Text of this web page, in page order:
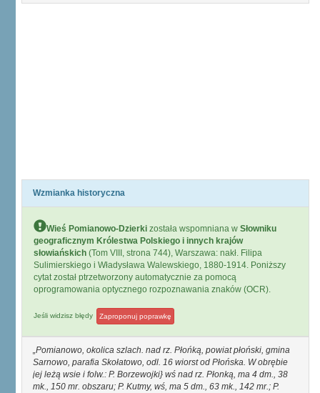
Wzmianka historyczna
Wieś Pomianowo-Dzierki została wspomniana w Słowniku
geograficznym Królestwa Polskiego i innych krajów
słowiańskich (Tom VIII, strona 744), Warszawa: nakł. Filipa
Sulimierskiego i Władysława Walewskiego, 1880-1914. Poniższy
cytat został ptrzetworzony automatycznie za pomocą
oprogramowania optycznego rozpoznawania znaków (OCR).
Jeśli widzisz błędy Zaproponuj poprawkę
Pomianowo, okolica szlach. nad rz. Płońką, powiat płoński, gmina
Sarnowo, parafia Skołatowo, odl. 16 wiorst od Płońska. W obrębie
jej leżą wsie i folw.: P. Borzewojki} wś nad rz. Płonką, ma 4 dm., 38
mk., 150 mr. obszaru; P. Kutmy, wś, ma 5 dm., 63 mk., 142 mr.; P.